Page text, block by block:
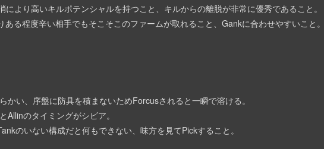
により高いキルポテンシャルを持つこと、キルからの離脱が非常に優秀であること。
ある程度辛い相手でもそこそこのファームが取れること、Gankに合わせやすいこと
かい、序盤に防具を積まないためForcusされると一瞬で溶ける。
Allinのタイミングがシビア。
のいない構成だと何もできない、味方を見てPickすること。